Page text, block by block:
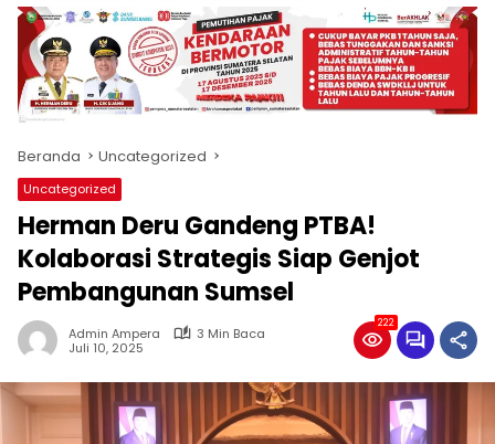
produk
antara
lain
mampu
menjadi
komunikasi
usaha
(beriklan),
fokus
pada
nasional
maupun
international,
lokal
dan
Beranda Uncategorized
Uncategorized
Herman Deru Gandeng PTBA!
Kolaborasi Strategis Siap Genjot
Pembangunan Sumsel
Admin Ampera
3 Min Baca
Juli 10, 2025
222